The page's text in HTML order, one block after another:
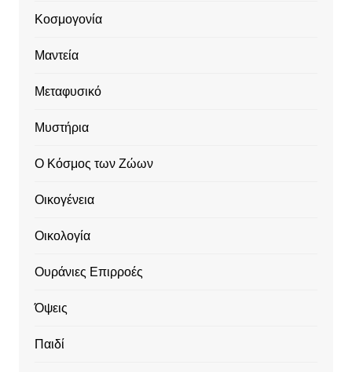
Κοσμογονία
Μαντεία
Μεταφυσικό
Μυστήρια
Ο Κόσμος των Ζώων
Οικογένεια
Οικολογία
Ουράνιες Επιρροές
Όψεις
Παιδί